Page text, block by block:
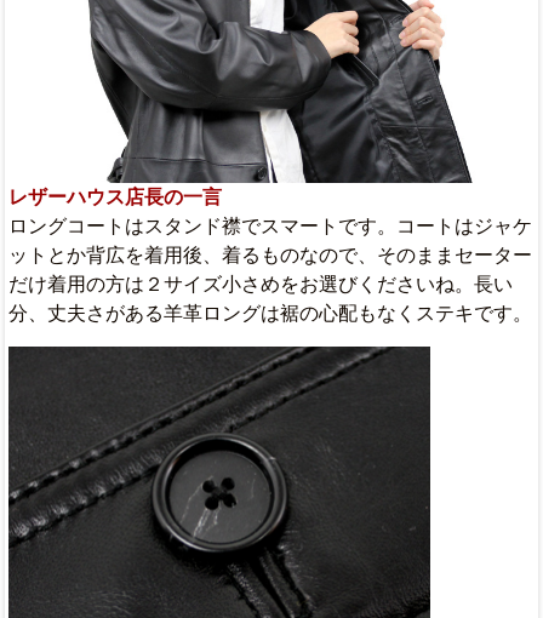
レザーハウス店長の一言
ロングコートはスタンド襟でスマートです。コートはジャケ
ットとか背広を着用後、着るものなので、そのままセーター
だけ着用の方は２サイズ小さめをお選びくださいね。長い
分、丈夫さがある羊革ロングは裾の心配もなくステキです。